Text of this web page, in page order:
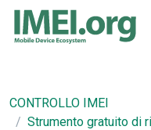
CONTROLLO IMEI
Strumento gratuito di